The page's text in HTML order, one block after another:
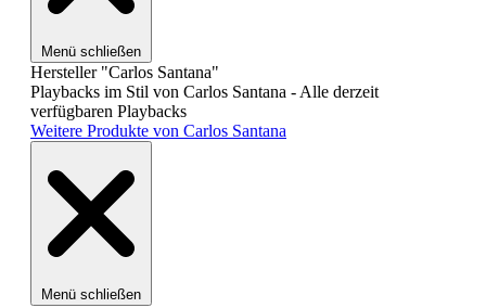
Menü schließen
Hersteller "Carlos Santana"
Playbacks im Stil von Carlos Santana - Alle derzeit
verfügbaren Playbacks
Weitere Produkte von Carlos Santana
Menü schließen